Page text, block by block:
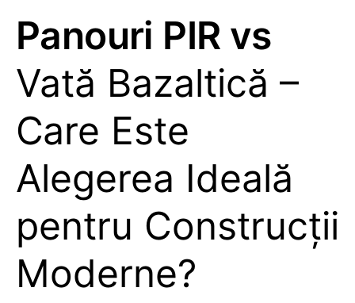
Panouri PIR vs
Vată Bazaltică –
Care Este
Alegerea Ideală
pentru Construcții
Moderne?